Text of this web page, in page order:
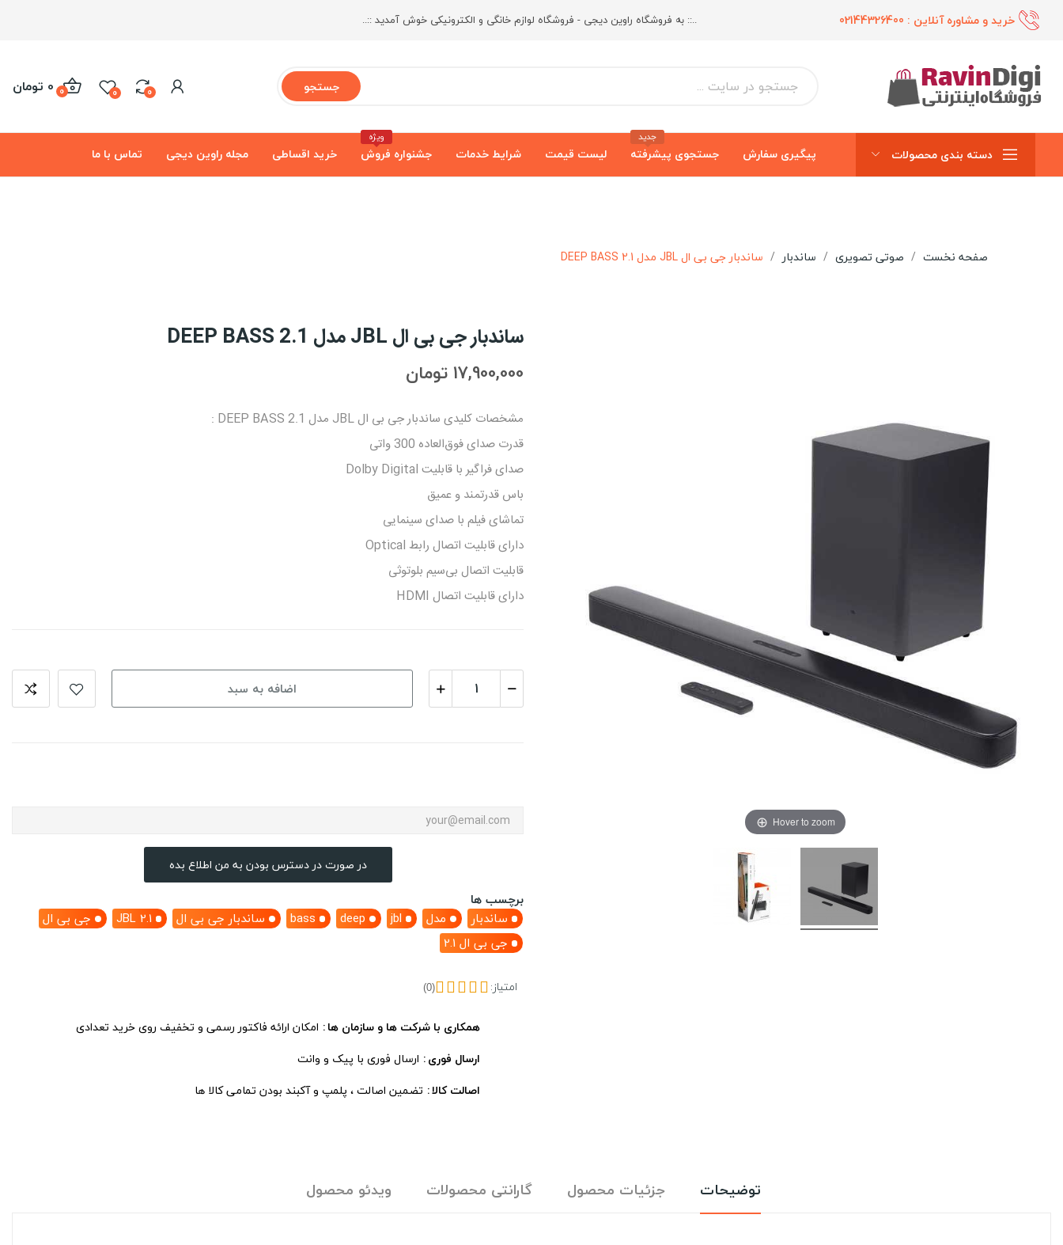
خرید و مشاوره آنلاین : 02144326400 ..:: به فروشگاه راوین دیجی - فروشگاه لوازم خانگی و الکترونیکی خوش آمدید ::..
جستجو 0
0 0 تومان 0
دسته بندی محصولات پیگیری سفارش جستجوی پیشرفته
جدید
لیست قیمت شرایط خدمات جشنواره فروش
ویژه
خرید اقساطی مجله راوین دیجی تماس با ما
صفحه نخست صوتی تصویری ساندبار ساندبار جی بی ال JBL مدل DEEP BASS 2.1
Hover to zoom
ساندبار جی بی ال JBL مدل DEEP BASS 2.1
17,900,000 تومان
مشخصات کلیدی ساندبار جی بی ال JBL مدل DEEP BASS 2.1 :
قدرت صدای فوق‌العاده 300 واتی
صدای فراگیر با قابلیت Dolby Digital
باس قدرتمند و عمیق
تماشای فیلم با صدای سینمایی
دارای قابلیت اتصال رابط Optical
قابلیت اتصال بی‌سیم بلوتوثی
دارای قابلیت اتصال HDMI
اضافه به سبد
در صورت در دسترس بودن به من اطلاع بده
برچسب ها
ساندبار
مدل jbl
deep
bass ساندبار جی بی ال JBL 2.1
جی بی ال
جی بی ال 2.1
امتیاز: (0)
همکاری با شرکت ها و سازمان ها امکان ارائه فاکتور رسمی و تخفیف روی خرید تعدادی
ارسال فوری ارسال فوری با پیک و وانت
اصالت کالا تضمین اصالت ، پلمپ و آکبند بودن تمامی کالا ها
توضیحات جزئیات محصول گارانتی محصولات ویدئو محصول